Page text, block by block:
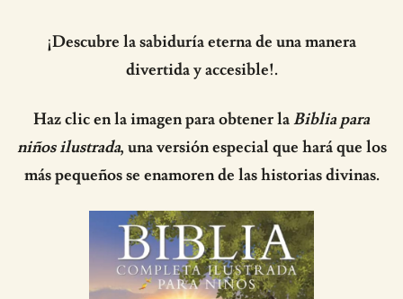
¡Descubre la sabiduría eterna de una manera
divertida y accesible!.
Haz clic en la imagen para obtener laBiblia para
niños ilustrada, una versión especial que hará que los
más pequeños se enamoren de las historias divinas.